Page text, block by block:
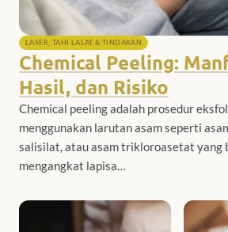
LASER, TAHI LALAT & TINDAKAN
Chemical Peeling:
Hasil, dan Risiko
Chemical peeling adalah prosedur
menggunakan larutan asam seperti
salisilat, atau asam trikloroasetat yang
mengangkat lapisa…